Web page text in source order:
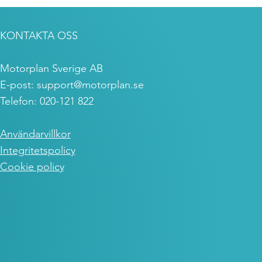
KONTAKTA OSS
Motorplan Sverige AB
E-post: support@motorplan.se
Telefon: 020-121 822
Användarvillkor
Integritetspolicy
Cookie policy